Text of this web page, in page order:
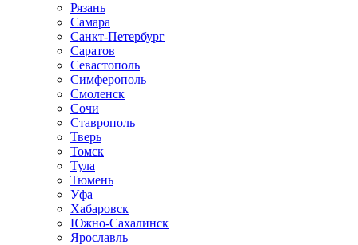
Рязань
Самара
Санкт-Петербург
Саратов
Севастополь
Симферополь
Смоленск
Сочи
Ставрополь
Тверь
Томск
Тула
Тюмень
Уфа
Хабаровск
Южно-Сахалинск
Ярославль